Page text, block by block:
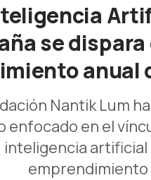
se
anual
Nantik Lum
enfocado en el
inteligencia artificial
emprendimiento